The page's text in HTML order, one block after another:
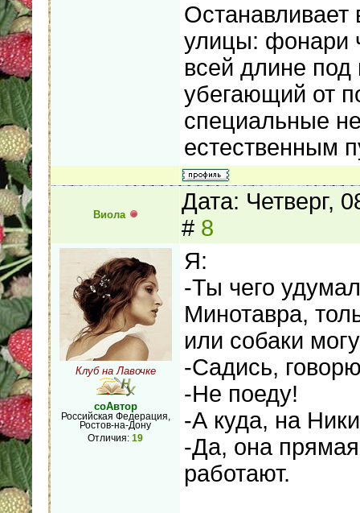
улицы: фонари
всей длине под
убегающий от
специальные
естественным
Виола
Дата: Четверг,
# 8
Клуб на Лавочке
соАвтор
Российская Федерация,
Ростов-на-Дону
Отличия: 19
Я:
-Ты чего
Минотавра,
или собаки
-Садись,
-Не поеду!
-А куда, на
-Да, она
работают.